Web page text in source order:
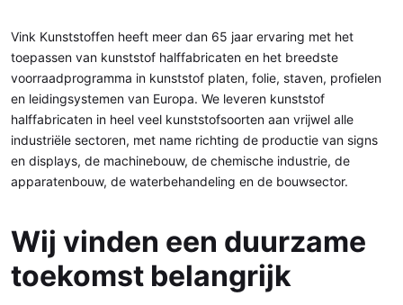
Vink Kunststoffen heeft meer dan 65 jaar ervaring met het
toepassen van kunststof halffabricaten en het breedste
voorraadprogramma in kunststof platen, folie, staven, profielen
en leidingsystemen van Europa. We leveren kunststof
halffabricaten in heel veel kunststofsoorten aan vrijwel alle
industriële sectoren, met name richting de productie van signs
en displays, de machinebouw, de chemische industrie, de
apparatenbouw, de waterbehandeling en de bouwsector.
Wij vinden een duurzame
toekomst belangrijk